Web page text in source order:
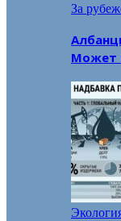
За
Может